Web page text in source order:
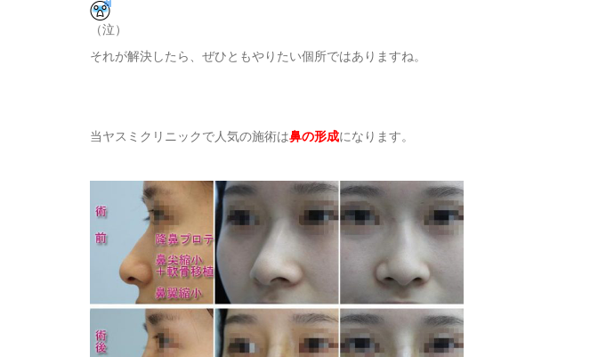
（泣）
それが解決したら、ぜひともやりたい個所ではありますね。
当ヤスミクリニックで人気の施術は鼻の形成になります。